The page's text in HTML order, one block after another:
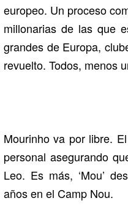
europeo. Un proceso
millonarias de las que
grandes de Europa,
revuelto. Todos, menos
Mourinho va por libre.
personal asegurando
Leo. Es más, ‘Mou’
años en el Camp Nou.